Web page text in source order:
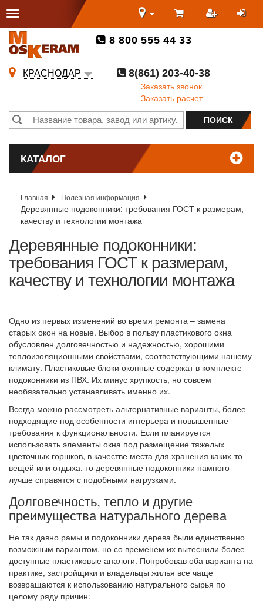
8 800 555 44 33
КРАСНОДАР
8(861) 203-40-38
Заказать звонок
Заказать расчет
КАТАЛОГ
Главная Полезная информация
Деревянные подоконники: требования ГОСТ к размерам,
качеству и технологии монтажа
Деревянные подоконники:
требования ГОСТ к размерам,
качеству и технологии монтажа
Одно из первых изменений во время ремонта – замена
старых окон на новые. Выбор в пользу пластикового окна
обусловлен долговечностью и надежностью, хорошими
теплоизоляционными свойствами, соответствующими нашему
климату. Пластиковые блоки оконные содержат в комплекте
подоконники из ПВХ. Их минус хрупкость, но совсем
необязательно устанавливать именно их.
Всегда можно рассмотреть альтернативные варианты, более
подходящие под особенности интерьера и повышенные
требования к функциональности. Если планируется
использовать элементы окна под размещение тяжелых
цветочных горшков, в качестве места для хранения каких-то
вещей или отдыха, то деревянные подоконники намного
лучше справятся с подобными нагрузками.
Долговечность, тепло и другие
преимущества натурального дерева
Не так давно рамы и подоконники дерева были единственно
возможным вариантом, но со временем их вытеснили более
доступные пластиковые аналоги. Попробовав оба варианта на
практике, застройщики и владельцы жилья все чаще
возвращаются к использованию натурального сырья по
целому ряду причин: